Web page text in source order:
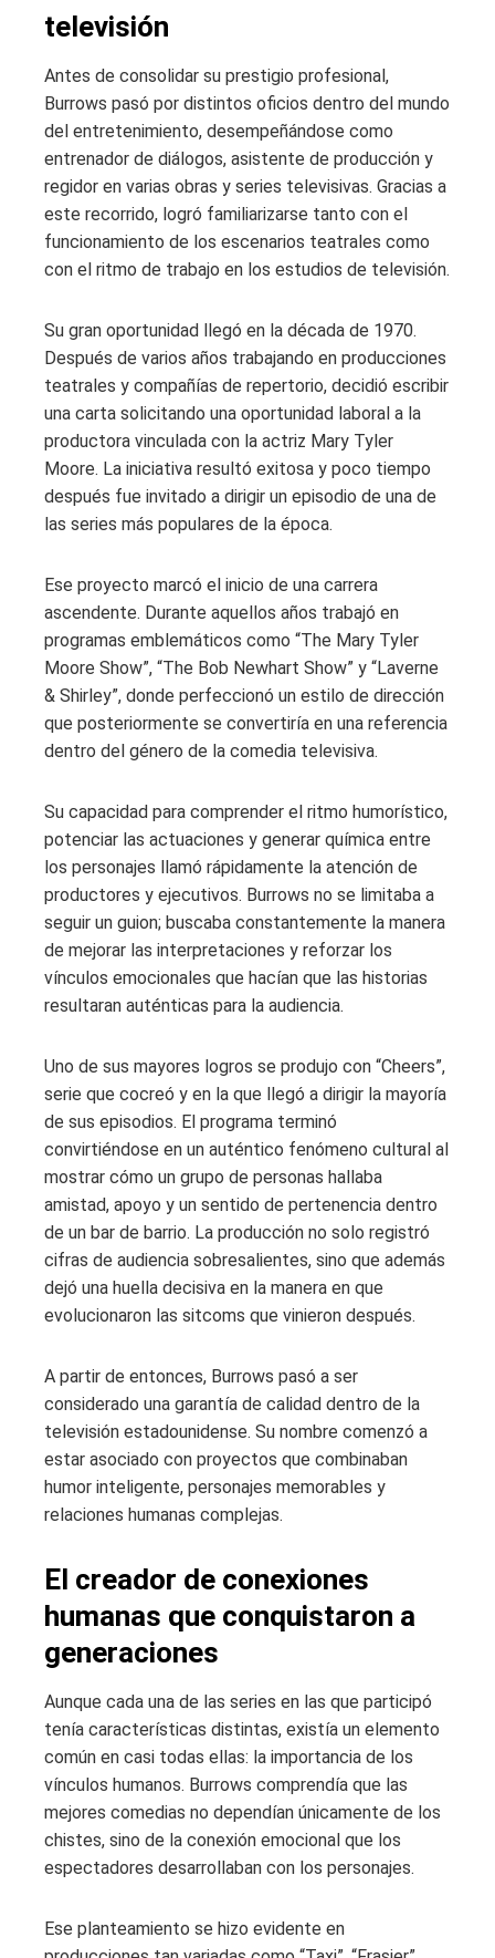
televisión
Antes de consolidar su prestigio profesional,
Burrows pasó por distintos oficios dentro del mundo
del entretenimiento, desempeñándose como
entrenador de diálogos, asistente de producción y
regidor en varias obras y series televisivas. Gracias a
este recorrido, logró familiarizarse tanto con el
funcionamiento de los escenarios teatrales como
con el ritmo de trabajo en los estudios de televisión.
Su gran oportunidad llegó en la década de 1970.
Después de varios años trabajando en producciones
teatrales y compañías de repertorio, decidió escribir
una carta solicitando una oportunidad laboral a la
productora vinculada con la actriz Mary Tyler
Moore. La iniciativa resultó exitosa y poco tiempo
después fue invitado a dirigir un episodio de una de
las series más populares de la época.
Ese proyecto marcó el inicio de una carrera
ascendente. Durante aquellos años trabajó en
programas emblemáticos como “The Mary Tyler
Moore Show”, “The Bob Newhart Show” y “Laverne
& Shirley”, donde perfeccionó un estilo de dirección
que posteriormente se convertiría en una referencia
dentro del género de la comedia televisiva.
Su capacidad para comprender el ritmo humorístico,
potenciar las actuaciones y generar química entre
los personajes llamó rápidamente la atención de
productores y ejecutivos. Burrows no se limitaba a
seguir un guion; buscaba constantemente la manera
de mejorar las interpretaciones y reforzar los
vínculos emocionales que hacían que las historias
resultaran auténticas para la audiencia.
Uno de sus mayores logros se produjo con “Cheers”,
serie que cocreó y en la que llegó a dirigir la mayoría
de sus episodios. El programa terminó
convirtiéndose en un auténtico fenómeno cultural al
mostrar cómo un grupo de personas hallaba
amistad, apoyo y un sentido de pertenencia dentro
de un bar de barrio. La producción no solo registró
cifras de audiencia sobresalientes, sino que además
dejó una huella decisiva en la manera en que
evolucionaron las sitcoms que vinieron después.
A partir de entonces, Burrows pasó a ser
considerado una garantía de calidad dentro de la
televisión estadounidense. Su nombre comenzó a
estar asociado con proyectos que combinaban
humor inteligente, personajes memorables y
relaciones humanas complejas.
El creador de conexiones
humanas que conquistaron a
generaciones
Aunque cada una de las series en las que participó
tenía características distintas, existía un elemento
común en casi todas ellas: la importancia de los
vínculos humanos. Burrows comprendía que las
mejores comedias no dependían únicamente de los
chistes, sino de la conexión emocional que los
espectadores desarrollaban con los personajes.
Ese planteamiento se hizo evidente en